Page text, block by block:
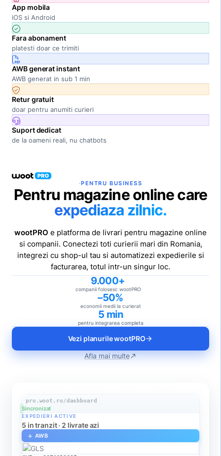
App mobila
iOS si Android
Fara abonament
platesti doar ce trimiti
AWB generat instant
AWB generat in sub 1 min
Retur gratuit
doar pentru anumiti curieri
Suport dedicat
de la oameni reali, nu chatbots
·PENTRU BUSINESS
Pentru magazine online care
expediaza zilnic.
wootPRO e platforma de livrari pentru magazine online
si companii. Conectezi toti curierii mari din Romania,
integrezi cu shop-ul tau si automatizezi expedierile si
facturarea, totul intr-un singur loc.
9.000+
companii folosesc wootPRO
–50%
economii medii la curierat
5 min
pentru integrarea completa
Vezi planurile wootPROarrow_forward
Afla mai multe north_east
pro.woot.ro/dashboard
Sincronizat
EXPEDIERI ACTIVE
5 in tranzit · 2 livrate azi
add AWB